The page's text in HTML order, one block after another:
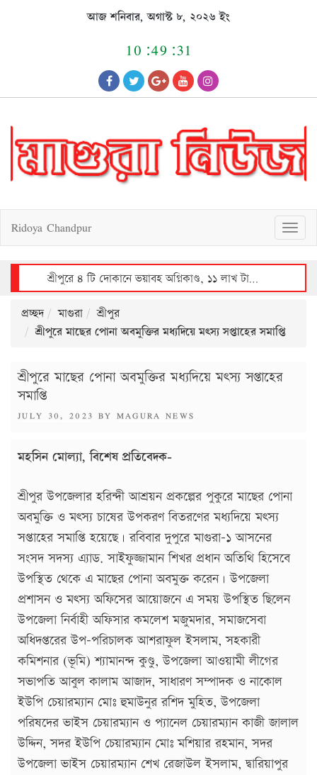
আজ শনিবার, অগাস্ট ৮, ২০২৬ ইং
10:49:31
T
o
g
g
l
a
t
Ridoya Chandpur
শ্রীপুরে ভয়াবহ অগ্নিকাণ্ডে ৩০ লাখ টাকার ক্ষয়ক্ষতি
প্রচ্ছদ মাগুরা
শ্রীপুর
শ্রীপুরে মাছের পোনা অবমুক্তির মধ্যদিয়ে মৎস্য সপ্তাহের সমাপ্তি
শ্রীপুরে মাছের পোনা অবমুক্তির মধ্যদিয়ে মৎস্য সপ্তাহের
সমাপ্তি
POSTED
JULY 30, 2023 BY MAGURA NEWS
মহসিন মোল্যা, বিশেষ প্রতিবেদক-
শ্রীপুর উপজেলার হরিন্দী আশ্রয়ন প্রকল্পের পুকুরে মাছের পোনা
অবমুক্তি ও মৎস্য চাষের উপকরণ বিতরণের মধ্যদিয়ে মৎস্য
সপ্তাহের সমাপ্তি হয়েছে। রবিবার দুপুরে মাগুরা-১ আসনের
সংসদ সদস্য এ্যাড. সাইফুজ্জামান শিখর প্রধান অতিথি হিসেবে
উপস্থিত থেকে এ মাছের পোনা অবমুক্ত করেন। উপজেলা
প্রশাসন ও মৎস্য অফিসের আয়োজনে এ সময় উপস্থিত ছিলেন
উপজেলা নির্বাহী অফিসার কমলেশ মজুমদার, সমাজসেবা
অধিদপ্তরের উপ-পরিচালক আশরাফুল ইসলাম, সহকারী
কমিশনার (ভূমি) শ্যামানন্দ কুণ্ডু, উপজেলা আওয়ামী লীগের
সভাপতি আবুল কালাম আজাদ, সাধারণ সম্পাদক ও নাকোল
ইউপি চেয়ারম্যান মোঃ হুমাউনুর রশিদ মুহিত, উপজেলা
পরিষদের ভাইস চেয়ারম্যান ও প্যানেল চেয়ারম্যান কাজী জালাল
উদ্দিন, সদর ইউপি চেয়ারম্যান মোঃ মশিয়ার রহমান, সদর
উপজেলা ভাইস চেয়ারম্যান শেখ রেজাউল ইসলাম, দ্বারিয়াপুর